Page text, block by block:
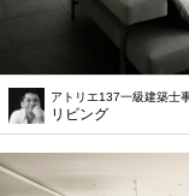
アトリエ137一級建築士
リビング